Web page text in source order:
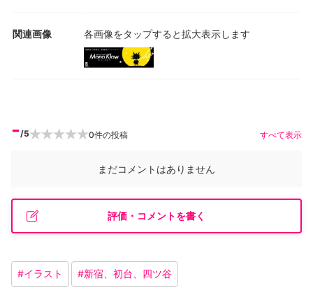
関連画像 各画像をタップすると拡大表示します
-/5 0件の投稿 すべて表示
まだコメントはありません
評価・コメントを書く
#イラスト #新宿、初台、四ツ谷